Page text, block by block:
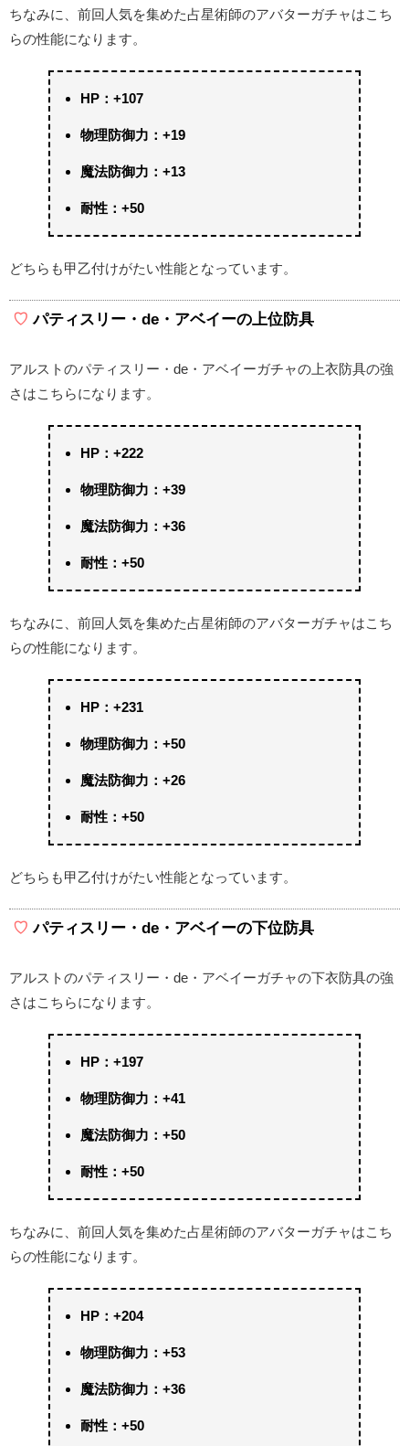
ちなみに、前回人気を集めた占星術師のアバターガチャはこち
らの性能になります。
HP：+107
物理防御力：+19
魔法防御力：+13
耐性：+50
どちらも甲乙付けがたい性能となっています。
パティスリー・de・アベイーの上位防具
アルストのパティスリー・de・アベイーガチャの上衣防具の強
さはこちらになります。
HP：+222
物理防御力：+39
魔法防御力：+36
耐性：+50
ちなみに、前回人気を集めた占星術師のアバターガチャはこち
らの性能になります。
HP：+231
物理防御力：+50
魔法防御力：+26
耐性：+50
どちらも甲乙付けがたい性能となっています。
パティスリー・de・アベイーの下位防具
アルストのパティスリー・de・アベイーガチャの下衣防具の強
さはこちらになります。
HP：+197
物理防御力：+41
魔法防御力：+50
耐性：+50
ちなみに、前回人気を集めた占星術師のアバターガチャはこち
らの性能になります。
HP：+204
物理防御力：+53
魔法防御力：+36
耐性：+50